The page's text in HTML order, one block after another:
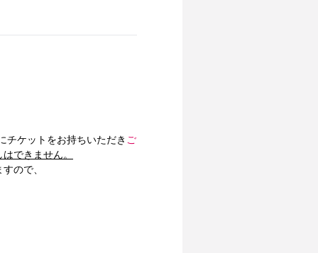
チケットをお持ちいただき ご
できません。
ので、